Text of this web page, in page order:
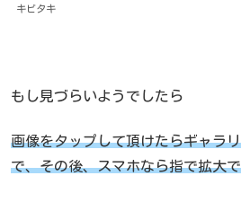
キビタキ
もし見づらいようでしたら
画像をタップして頂けたらギャラ
で、その後、スマホなら指で拡大